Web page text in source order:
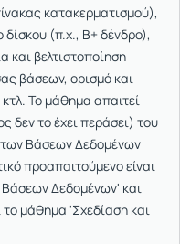
κατακερματισμού),
δίσκου (π.χ., Β+ δένδρο),
και βελτιστοποίηση
βάσεων, ορισμό και
Το μάθημα απαιτεί
δεν το έχει περάσει) του
Βάσεων Δεδομένων
προαπαιτούμενο είναι
Δεδομένων' και
το μάθημα 'Σχεδίαση και